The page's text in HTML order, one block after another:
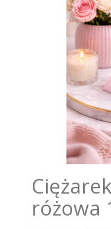
PODKŁADY /PRZEKŁADKI/
ZAMSZ W SPRAYU
różowa